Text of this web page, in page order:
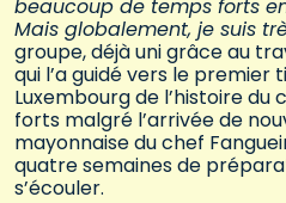
beaucoup de temps forts
Mais globalement, je suis
groupe, déjà uni grâce au
qui l’a guidé vers le
Luxembourg de l’histoire du
forts malgré l’arrivée de
mayonnaise du chef
quatre semaines de
s’écouler.